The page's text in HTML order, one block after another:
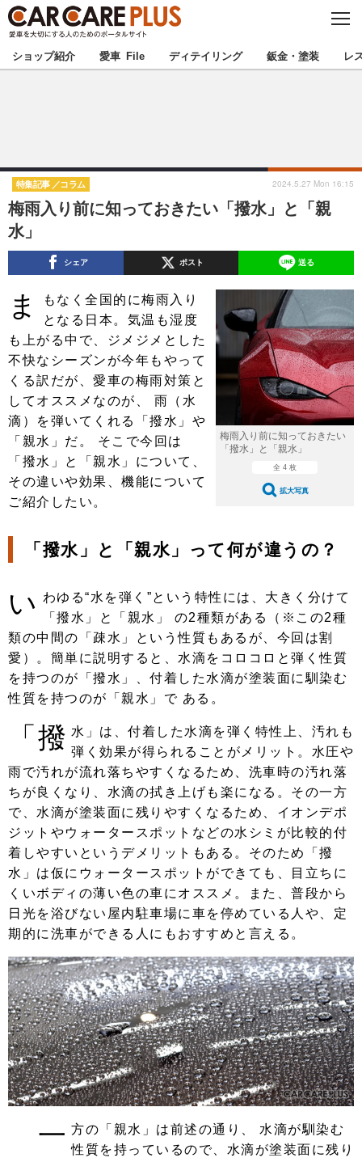
C
S
E
★カーケアプラス認定★ 厳選プロショップを地域から探す
甲信越 北陸
東海 関西
中国 四国
九州
注目の記事
ショップレポート 愛車 File
自動車豆知識 ストップ！不具合修理＆粗悪修理
鈑金・塗装
ディテイリング
ディテイリング 洗車
ヘッドライト磨き コーティング
フィルム・ラッピング
鈑金・塗装
小キズ直し 防錆
特集記事
ストップ 不具合修理＆粗悪修理
カーメーカー「旧車」関連プロジェ
クト
ショップ紹介
ショップレポート
レストア
カーメーカー「旧車」関連プロジ
ェクト
ショップ紹介 愛車 File ディテイリング 鈑金・塗装 レ
梅雨入り前に知っておきたい「撥水」と「親
水」
特集記事 コラム 2024.5.27 Mon 16:15
シェア ポスト 送る
梅雨入り前に知っておきたい
「撥水」と「親水」
全 4 枚
拡大写真
ま
もなく全国的に梅雨入り
となる日本。気温も湿度
も上がる中で、ジメジメとした
不快なシーズンが今年もやって
くる訳だが、愛車の梅雨対策と
してオススメなのが、 雨（水
滴）を弾いてくれる「撥水」や
「親水」だ。 そこで今回は
「撥水」と「親水」について、
その違いや効果、機能について
ご紹介したい。
「撥水」と「親水」って何が違うの？
い わゆる“水を弾く”という特性には、大きく分けて
「撥水」と「親水」 の2種類がある（※この2種
類の中間の「疎水」という性質もあるが、今回は割
愛）。簡単に説明すると、水滴をコロコロと弾く性質
を持つのが「撥水」、付着した水滴が塗装面に馴染む
性質を持つのが「親水」で ある。
「撥 水」は、付着した水滴を弾く特性上、汚れも
弾く効果が得られることがメリット。水圧や
雨で汚れが流れ落ちやすくなるため、洗車時の汚れ落
ちが良くなり、水滴の拭き上げも楽になる。その一方
で、水滴が塗装面に残りやすくなるため、イオンデポ
ジットやウォータースポットなどの水シミが比較的付
着しやすいというデメリットもある。そのため「撥
水」は仮にウォータースポットができても、目立ちに
くいボディの薄い色の車にオススメ。また、普段から
日光を浴びない屋内駐車場に車を停めている人や、定
期的に洗車ができる人にもおすすめと言える。
一 方の「親水」は前述の通り、 水滴が馴染む
性質を持っているので、水滴が塗装面に残り